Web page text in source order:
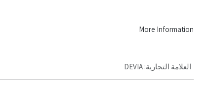
More Information
العلامة التجارية:
DEVIA